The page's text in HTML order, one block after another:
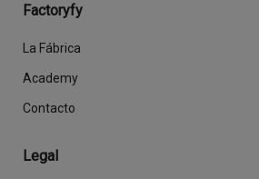
Factoryfy
La Fábrica
Academy
Contacto
Legal